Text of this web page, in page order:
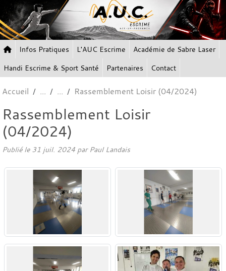
Infos Pratiques L'AUC Escrime
Académie de Sabre Laser
Handi Escrime & Sport Santé
Partenaires Contact
Accueil Rassemblement Loisir (04/2024)
Rassemblement Loisir
(04/2024)
Publié le 31 juil. 2024 par Paul Landais
Panneau de gestion des cookies